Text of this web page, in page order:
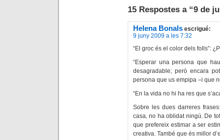
15 Respostes a “9 de
Helena Bonals escrigué:
9 juny 2009 a les 7:32
“El groc és el color dels folls”:
“Esperar una persona que
desagradable; però encara
persona que us empipa –i que
“En la vida no hi ha res que
Sobre les dues darreres
casa, no ha oblidat ningú. De
que prefereix estimar a ser
creativa. També que és millor